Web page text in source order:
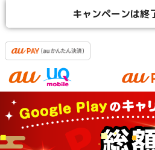
キャンペーンは終